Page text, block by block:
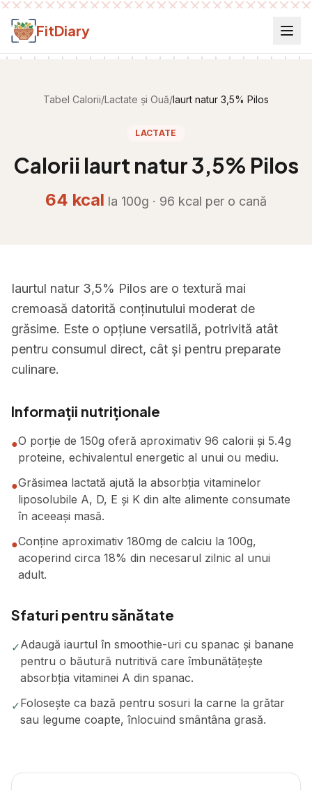
Salt la conținut
FitDiary
Tabel Calorii/Lactate și Ouă/Iaurt natur 3,5% Pilos
LACTATE
Calorii Iaurt natur 3,5% Pilos
64 kcal la 100g · 96 kcal per o cană
Iaurtul natur 3,5% Pilos are o textură mai
cremoasă datorită conținutului moderat de
grăsime. Este o opțiune versatilă, potrivită atât
pentru consumul direct, cât și pentru preparate
culinare.
Informații nutriționale
●O porție de 150g oferă aproximativ 96 calorii și 5.4g
proteine, echivalentul energetic al unui ou mediu.
●Grăsimea lactată ajută la absorbția vitaminelor
liposolubile A, D, E și K din alte alimente consumate
în aceeași masă.
●Conține aproximativ 180mg de calciu la 100g,
acoperind circa 18% din necesarul zilnic al unui
adult.
Sfaturi pentru sănătate
✓Adaugă iaurtul în smoothie-uri cu spanac și banane
pentru o băutură nutritivă care îmbunătățește
absorbția vitaminei A din spanac.
✓Folosește ca bază pentru sosuri la carne la grătar
sau legume coapte, înlocuind smântâna grasă.